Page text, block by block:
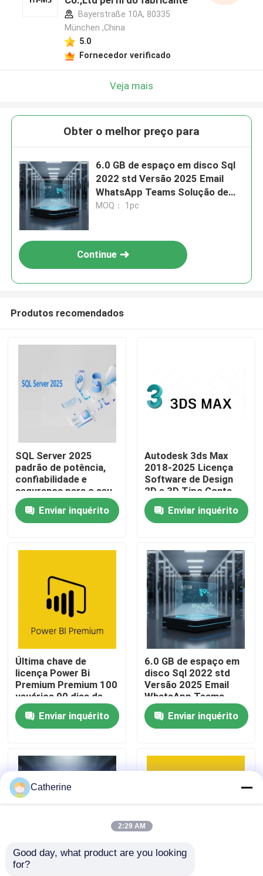
Vídeos
Sobre nós
Controle de qualidade
Contacte-nos
Notícias
Solicite um orçamento
Office 2024 Key Compra
sinal de adição profissional do escritório 2021
Bayerstraße 10A, 80335
München ,China
5.0
Fornecedor verificado
Veja mais
Obter o melhor preço para
6.0 GB de espaço em disco Sql
2022 std Versão 2025 Email
WhatsApp Teams Solução de
banco de dados escalável para
MOQ： 1pc
Continue
Produtos recomendados
SQL Server 2025
padrão de potência,
confiabilidade e
segurança para o seu
negócio
Enviar inquérito
Autodesk 3ds Max
2018-2025 Licença
Software de Design
2D e 3D Tipo Conta
vinculativa
Associação Validade 1
ano
Enviar inquérito
Última chave de
licença Power Bi
Premium Premium 100
usuários 90 dias de
garantia
Enviar inquérito
6.0 GB de espaço em
disco Sql 2022 std
Versão 2025 Email
WhatsApp Teams
Solução de banco de
dados escalável para
empresas
Enviar inquérito
Versão 2025 Conta
Catherine
2:29 AM
Good day, what product are you looking
for?